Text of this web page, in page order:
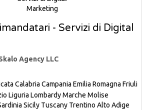
- Servizi di Digital
Agency LLC
Calabria Campania Emilia Romagna Friuli
Liguria LombardyMarche Molise
Sicily Tuscany Trentino Alto Adige